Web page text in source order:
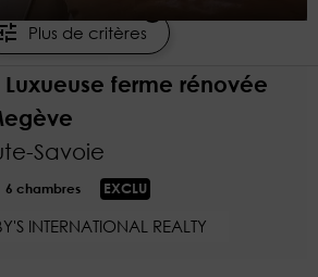
Plus de critères
Luxueuse ferme rénovée
Savoie
6 chambres EXCLU
INTERNATIONAL REALTY